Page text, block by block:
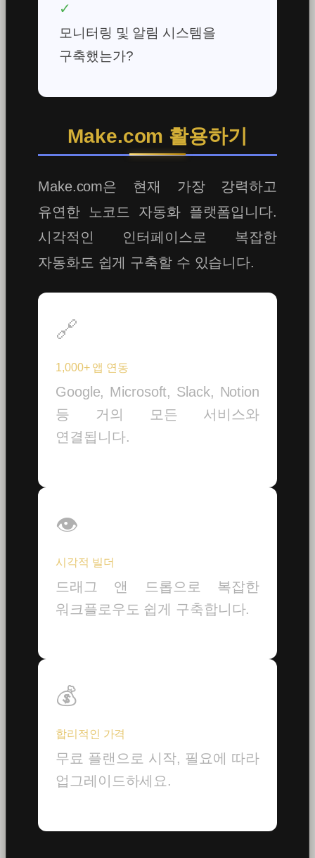
✓
모니터링 및 알림 시스템을
구축했는가?
Make.com 활용하기
Make.com은 현재 가장 강력하고
유연한 노코드 자동화 플랫폼입니다.
시각적인 인터페이스로 복잡한
자동화도 쉽게 구축할 수 있습니다.
🔗
1,000+ 앱 연동
Google, Microsoft, Slack, Notion
등 거의 모든 서비스와
연결됩니다.
👁️
시각적 빌더
드래그 앤 드롭으로 복잡한
워크플로우도 쉽게 구축합니다.
💰
합리적인 가격
무료 플랜으로 시작, 필요에 따라
업그레이드하세요.